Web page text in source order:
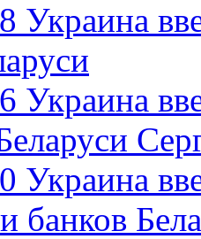
Украина
Украина
Украина
банков